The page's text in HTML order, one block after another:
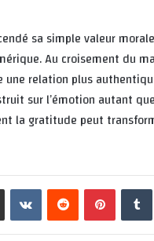
sa simple valeur
Au croisement du
relation plus
sur l’émotion autant
la gratitude peut
لينكدإن بينتيريست